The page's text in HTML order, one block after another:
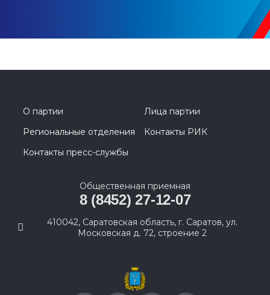
О партии
Лица партии
Региональные отделения
Контакты РИК
Контакты пресс-службы
Общественная приемная
8 (8452) 27-12-07
410042, Саратовская область, г. Саратов, ул.
Московская д. 72, строение 2